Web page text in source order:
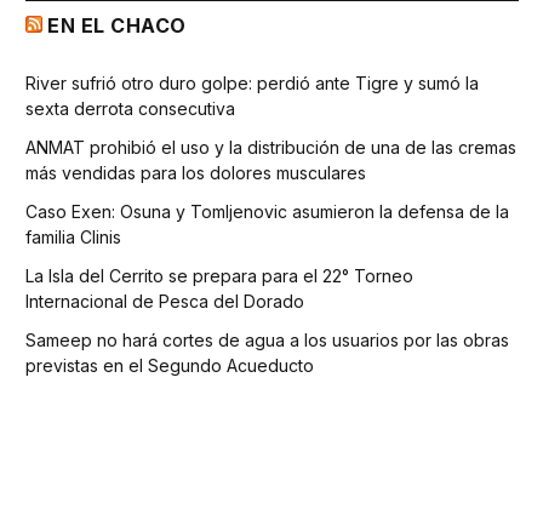
EN EL CHACO
River sufrió otro duro golpe: perdió ante Tigre y sumó la
sexta derrota consecutiva
ANMAT prohibió el uso y la distribución de una de las cremas
más vendidas para los dolores musculares
Caso Exen: Osuna y Tomljenovic asumieron la defensa de la
familia Clinis
La Isla del Cerrito se prepara para el 22° Torneo
Internacional de Pesca del Dorado
Sameep no hará cortes de agua a los usuarios por las obras
previstas en el Segundo Acueducto